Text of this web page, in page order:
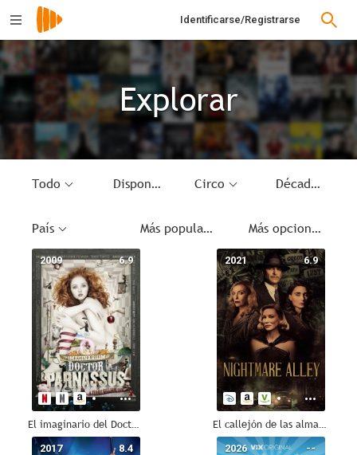
Identificarse/Registrarse
Explorar
Todo Disponible Circo Década
País Más populares Más opciones
6.9
2009
El imaginario del Doctor Parnassus
6.9
2021
El callejón de las almas perdidas
8.4
2017 --
2026